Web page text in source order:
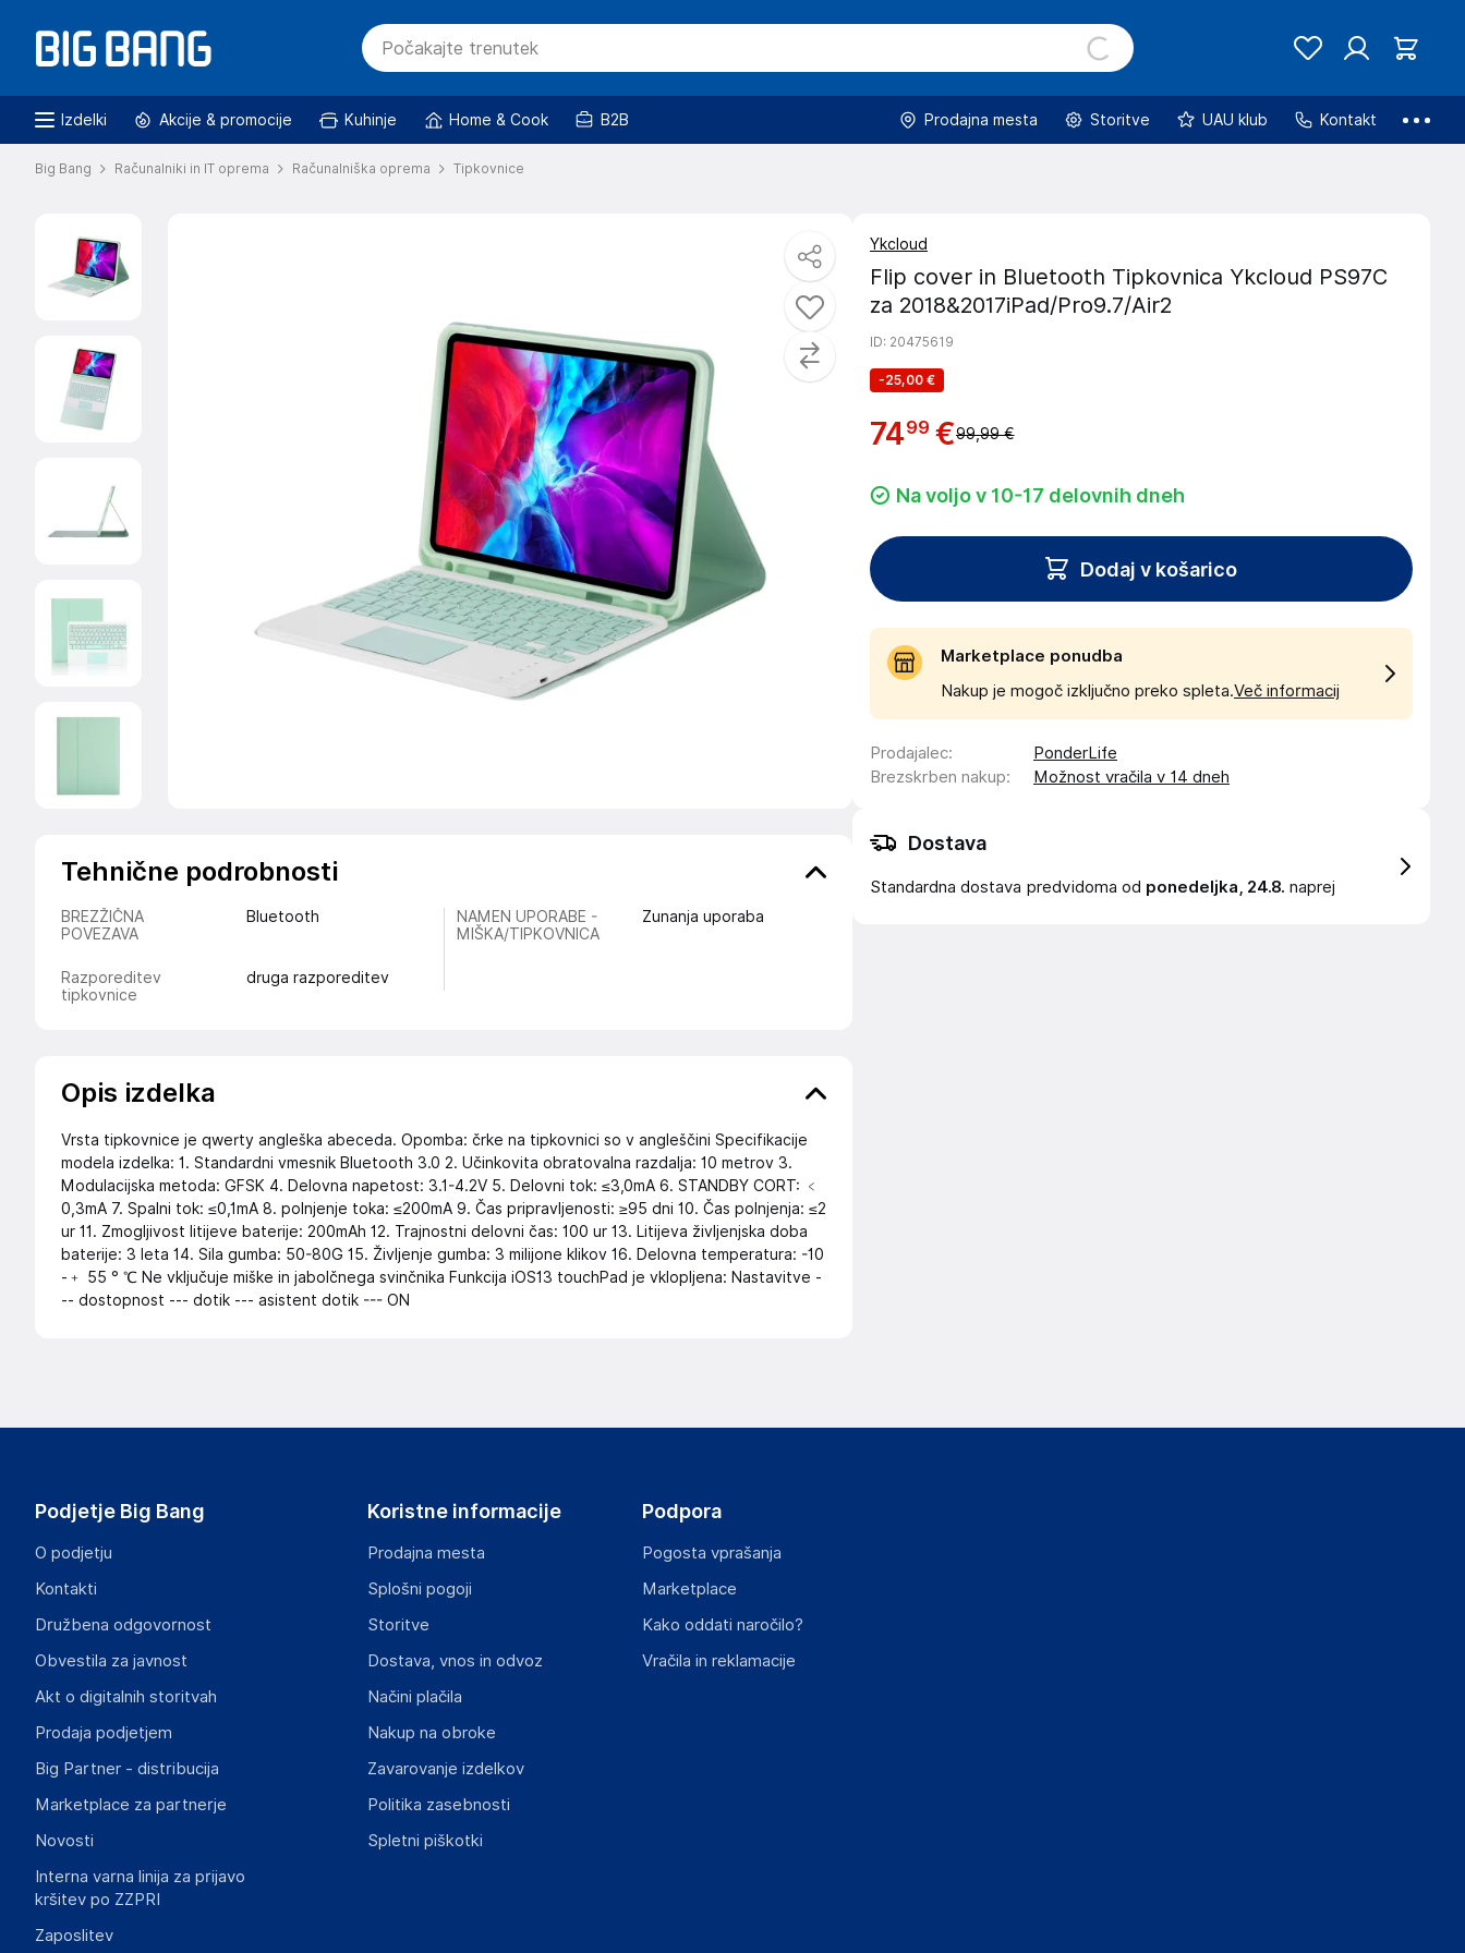
Izdelki Akcije & promocije Kuhinje Home & Cook B2B Prodajna mesta Storitve UAU klub Kontakt
Big Bang Računalniki in IT oprema Računalniška oprema Tipkovnice
Tehnične podrobnosti
BREZŽIČNA
POVEZAVA
Bluetooth
NAMEN UPORABE -
MIŠKA/TIPKOVNICA
Zunanja uporaba
Razporeditev
tipkovnice
druga razporeditev
Opis izdelka
Vrsta tipkovnice je qwerty angleška abeceda. Opomba: črke na tipkovnici so v angleščini Specifikacije
modela izdelka: 1. Standardni vmesnik Bluetooth 3.0 2. Učinkovita obratovalna razdalja: 10 metrov 3.
Modulacijska metoda: GFSK 4. Delovna napetost: 3.1-4.2V 5. Delovni tok: ≤3,0mA 6. STANDBY CORT: ﹤
0,3mA 7. Spalni tok: ≤0,1mA 8. polnjenje toka: ≤200mA 9. Čas pripravljenosti: ≥95 dni 10. Čas polnjenja: ≤2
ur 11. Zmogljivost litijeve baterije: 200mAh 12. Trajnostni delovni čas: 100 ur 13. Litijeva življenjska doba
baterije: 3 leta 14. Sila gumba: 50-80G 15. Življenje gumba: 3 milijone klikov 16. Delovna temperatura: -10
-﹢ 55 ° ℃ Ne vključuje miške in jabolčnega svinčnika Funkcija iOS13 touchPad je vklopljena: Nastavitve -
-- dostopnost --- dotik --- asistent dotik --- ON
Ykcloud
Flip cover in Bluetooth Tipkovnica Ykcloud PS97C
za 2018&2017iPad/Pro9.7/Air2
ID: 20475619
-25,00 €
7499 €99,99 €
Na voljo v 10-17 delovnih dneh
Dodaj v košarico
Marketplace ponudba
Nakup je mogoč izključno preko spleta.Več informacij
Prodajalec:
PonderLife
Brezskrben nakup: Možnost vračila v 14 dneh
Dostava
Standardna dostava predvidoma od ponedeljka, 24.8. naprej
Podjetje Big Bang
O podjetju
Kontakti
Družbena odgovornost
Obvestila za javnost
Akt o digitalnih storitvah
Prodaja podjetjem
Big Partner - distribucija
Marketplace za partnerje
Novosti
Interna varna linija za prijavo
kršitev po ZZPRI
Zaposlitev
Koristne informacije
Prodajna mesta
Splošni pogoji
Storitve
Dostava, vnos in odvoz
Načini plačila
Nakup na obroke
Zavarovanje izdelkov
Politika zasebnosti
Spletni piškotki
Podpora
Pogosta vprašanja
Marketplace
Kako oddati naročilo?
Vračila in reklamacije